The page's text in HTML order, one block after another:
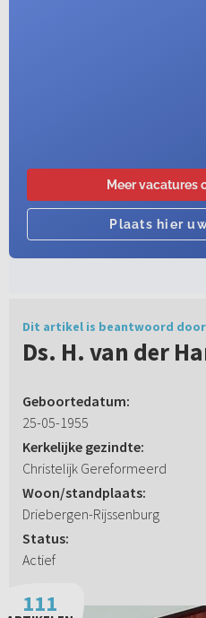
Dit artikel is beantwoord door
Ds. H. van der
Geboortedatum:
25-05-1955
Kerkelijke gezindte:
Christelijk Gereformeerd
Woon/standplaats:
Driebergen-Rijssenburg
Status:
Actief
111